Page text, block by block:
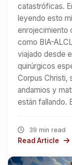
catastróficas.
leyendo esto
enrojecimiento
como BIA-
viajado desde
quirúrgicos
Corpus Christi,
andamios y
están fallando.
39 min read
Read Article